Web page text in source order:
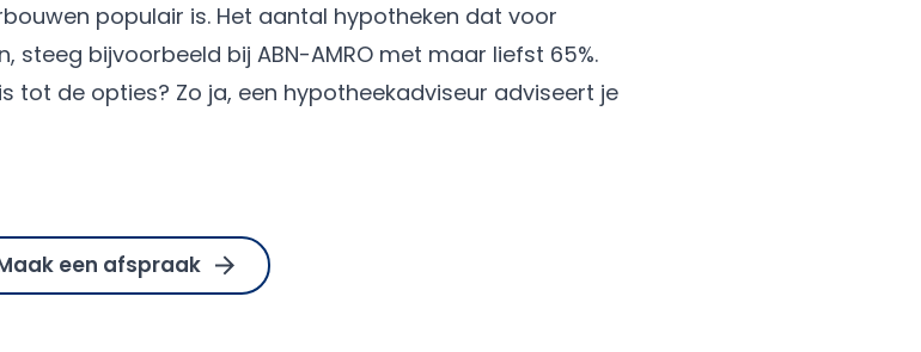
populair is. Het aantal hypotheken dat voor
bijvoorbeeld bij ABN-AMRO met maar liefst 65%.
tot de opties? Zo ja, een hypotheekadviseur adviseert je
een afspraak